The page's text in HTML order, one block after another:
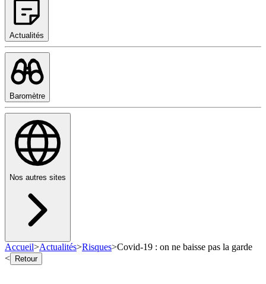
Actualités
Baromètre
Nos autres sites
Accueil>Actualités>Risques>Covid-19 : on ne baisse pas la garde
<
Retour